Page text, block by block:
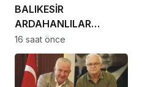
BALIKESİR
ARDAHANLILAR
DERNEĞİ GÖMEÇ’TE
BULUŞTU
16 saat önce